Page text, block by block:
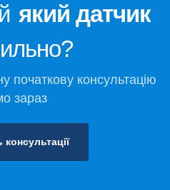
який датчик
початкову консультацію
зараз
консультації
права захищено